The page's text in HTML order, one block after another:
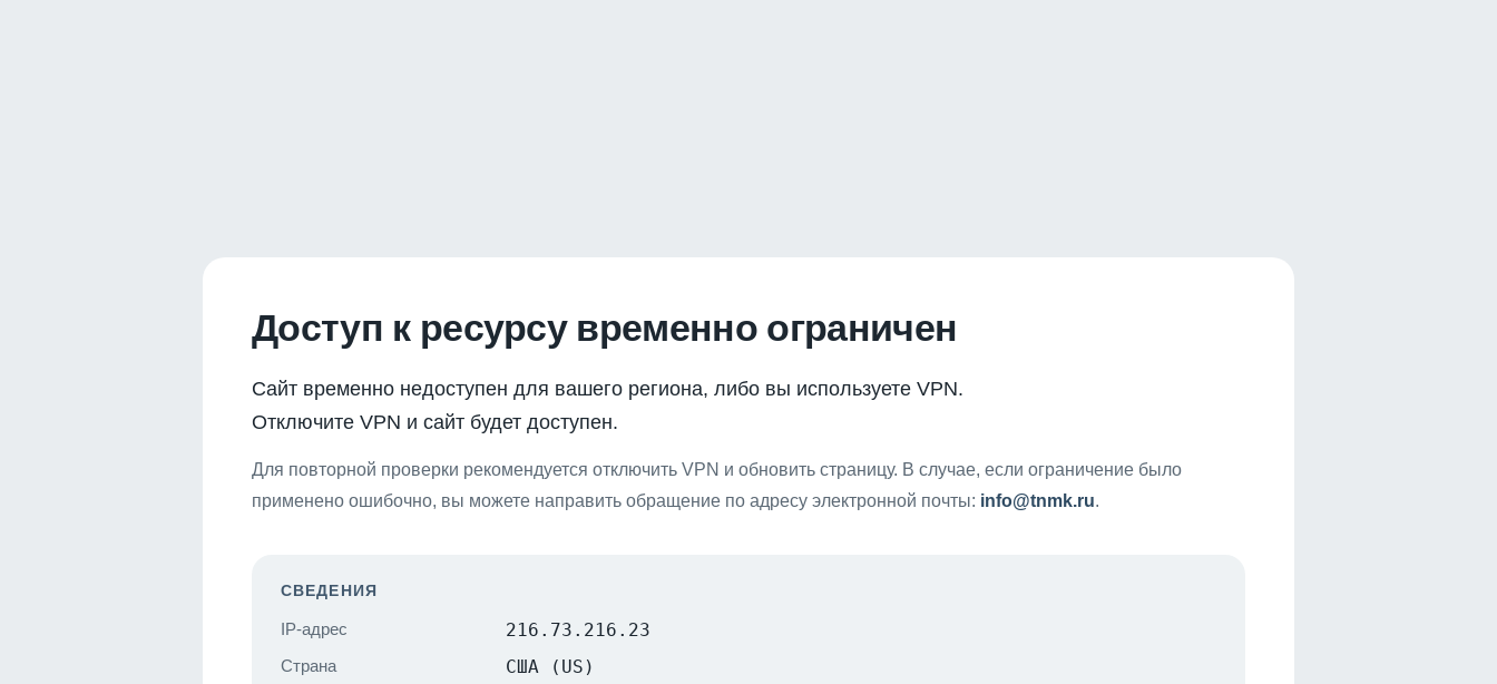
Доступ к ресурсу временно ограничен
Сайт временно недоступен для вашего региона, либо вы используете VPN.
Отключите VPN и сайт будет доступен.
Для повторной проверки рекомендуется отключить VPN и обновить страницу. В случае, если ограничение было
применено ошибочно, вы можете направить обращение по адресу электронной почты: info@tnmk.ru.
СВЕДЕНИЯ
IP-адрес 216.73.216.23
Страна США (US)